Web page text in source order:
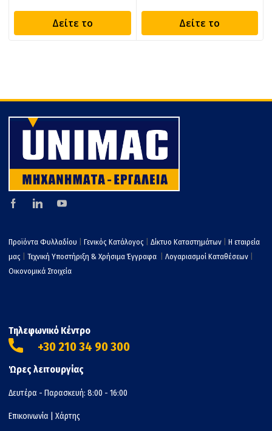
Δείτε το Δείτε το
Προϊόντα Φυλλαδίου Γενικός Κατάλογος Δίκτυο Καταστημάτων
Η εταιρεία
μας
Τεχνική Υποστήριξη & Χρήσιμα Έγγραφα Λογαριασμοί Καταθέσεων
Οικονομικά Στοιχεία
Τηλεφωνικό Κέντρο
+30 210 34 90 300
Ώρες λειτουργίας
Δευτέρα - Παρασκευή: 8:00 - 16:00
Επικοινωνία Χάρτης